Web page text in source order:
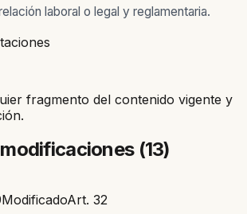
laboral o legal y reglamentaria.
fragmento del contenido vigente y
(13)
ModificadoArt. 32